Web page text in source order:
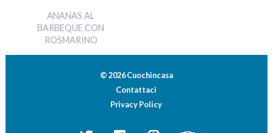
ANANAS AL
BARBEQUE CON
ROSMARINO
© 2026 Cuochincasa
Contattaci
Privacy Policy